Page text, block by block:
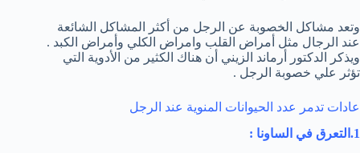
وتعد مشاكل الخصوبة عن الرجل من أكثر المشاكل الشائعة
عند الرجال مثل أمراض القلب وامراض الكلي وأمراض الكبد .
ويذكر الدكتور أرماند الزيني أن هناك الكثير من الأدوية التي
تؤثر علي خصوبة الرجل .
عادات تدمر عدد الحيوانات المنوية عند الرجل
1.التعرق في الساونا :